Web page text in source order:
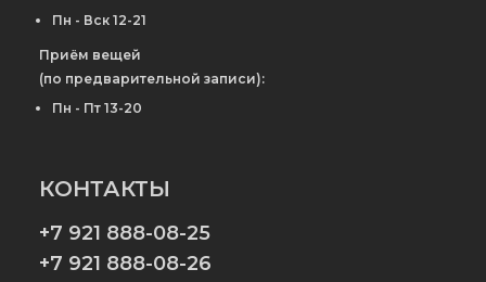
Пн - Вск 12-21
Приём вещей
(по предварительной записи):
Пн - Пт 13-20
КОНТАКТЫ
+7 921 888-08-25
+7 921 888-08-26